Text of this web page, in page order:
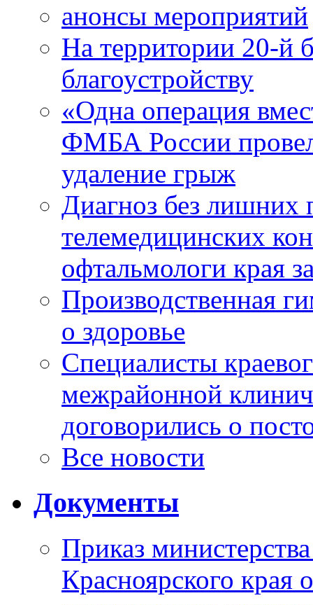
анонсы мероприятий
На территории 20-й
благоустройству
«Одна операция
ФМБА России
удаление грыж
Диагноз без лишних
телемедицинских
офтальмологи края
Производственная
о здоровье
Специалисты
межрайонной
договорились о
Все новости
Документы
Приказ
Красноярского